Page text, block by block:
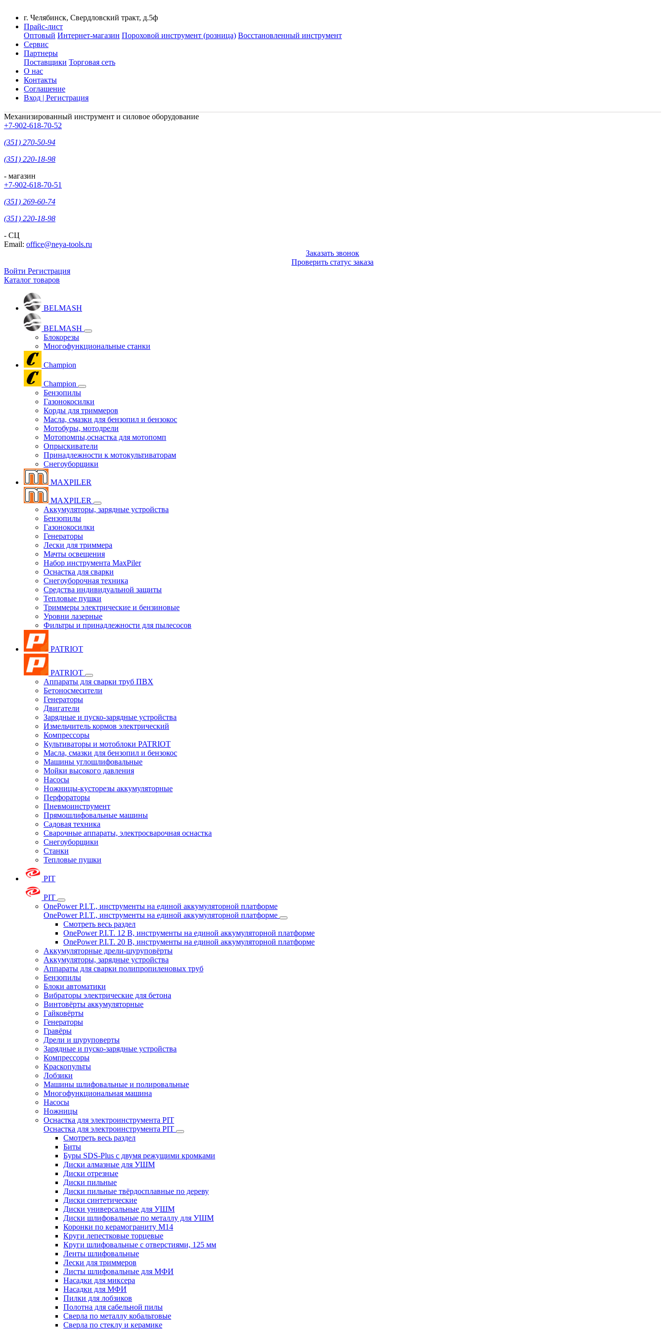
г. Челябинск, Свердловский тракт, д.5ф
Прайс-лист
Оптовый Интернет-магазин Пороховой инструмент (розница) Восстановленный инструмент
Сервис
Партнеры
Поставщики Торговая сеть
О нас
Контакты
Соглашение
Вход | Регистрация
Механизированный инструмент и силовое оборудование
+7-902-618-70-52
(351) 270-50-94
(351) 220-18-98
- магазин
+7-902-618-70-51
(351) 269-60-74
(351) 220-18-98
- СЦ
Email: office@neya-tools.ru
Заказать звонок
Проверить статус заказа
Войти Регистрация
Каталог товаров
BELMASH
BELMASH
Блокорезы
Многофункциональные станки
Champion
Champion
Бензопилы
Газонокосилки
Корды для триммеров
Масла, смазки для бензопил и бензокос
Мотобуры, мотодрели
Мотопомпы,оснастка для мотопомп
Опрыскиватели
Принадлежности к мотокультиваторам
Снегоуборщики
MAXPILER
MAXPILER
Аккумуляторы, зарядные устройства
Бензопилы
Газонокосилки
Генераторы
Лески для триммера
Мачты освещения
Набор инструмента MaxPiler
Оснастка для сварки
Снегоуборочная техника
Средства индивидуальной защиты
Тепловые пушки
Триммеры электрические и бензиновые
Уровни лазерные
Фильтры и принадлежности для пылесосов
PATRIOT
PATRIOT
Аппараты для сварки труб ПВХ
Бетоносмесители
Генераторы
Двигатели
Зарядные и пуско-зарядные устройства
Измельчитель кормов электрический
Компрессоры
Культиваторы и мотоблоки PATRIOT
Масла, смазки для бензопил и бензокос
Машины углошлифовальные
Мойки высокого давления
Насосы
Ножницы-кусторезы аккумуляторные
Перфораторы
Пневмоинструмент
Прямошлифовальные машины
Садовая техника
Сварочные аппараты, электросварочная оснастка
Снегоуборщики
Станки
Тепловые пушки
PIT
PIT
OnePower P.I.T., инструменты на единой аккумуляторной платформе
OnePower P.I.T., инструменты на единой аккумуляторной платформе
Смотреть весь раздел
OnePower P.I.T. 12 В, инструменты на единой аккумуляторной платформе
OnePower P.I.T. 20 В, инструменты на единой аккумуляторной платформе
Аккумуляторные дрели-шуруповёрты
Аккумуляторы, зарядные устройства
Аппараты для сварки полипропиленовых труб
Бензопилы
Блоки автоматики
Вибраторы электрические для бетона
Винтовёрты аккумуляторные
Гайковёрты
Генераторы
Гравёры
Дрели и шуруповерты
Зарядные и пуско-зарядные устройства
Компрессоры
Краскопульты
Лобзики
Машины шлифовальные и полировальные
Многофункциональная машина
Насосы
Ножницы
Оснастка для электроинструмента PIT
Оснастка для электроинструмента PIT
Смотреть весь раздел
Биты
Буры SDS-Plus c двумя режущими кромками
Диски алмазные для УШМ
Диски отрезные
Диски пильные
Диски пильные твёрдосплавные по дереву
Диски синтетические
Диски универсальные для УШМ
Диски шлифовальные по металлу для УШМ
Коронки по керамограниту M14
Круги лепестковые торцевые
Круги шлифовальные с отверстиями, 125 мм
Ленты шлифовальные
Лески для триммеров
Листы шлифовальные для МФИ
Насадки для миксера
Насадки для МФИ
Пилки для лобзиков
Полотна для сабельной пилы
Сверла по металлу кобальтовые
Сверла по стеклу и керамике